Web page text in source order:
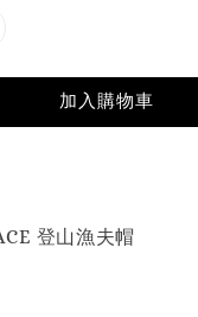
加入購物車
登山漁夫帽